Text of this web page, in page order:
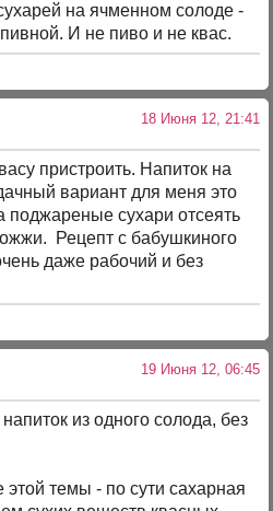
на ячменном солоде -
И не пиво и не квас.
18 Июня 12, 21:41
пристроить. Напиток на
вариант для меня это
поджареные сухари отсеять
Рецепт с бабушкиного
даже рабочий и без
19 Июня 12, 06:45
из одного солода, без
этой темы - по сути сахарная